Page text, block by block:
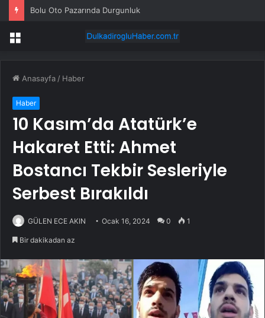
Bolu Oto Pazarında Durgunluk
Menü
Anasayfa / Haber
Haber
10 Kasım’da Atatürk’e
Hakaret Etti: Ahmet
Bostancı Tekbir Sesleriyle
Serbest Bırakıldı
GÜLEN ECE AKIN Ocak 16, 2024 0 1
Bir dakikadan az